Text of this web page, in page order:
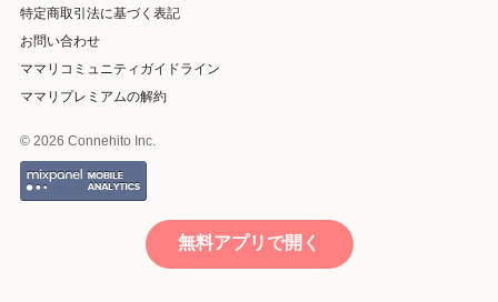
特定商取引法に基づく表記
お問い合わせ
ママリコミュニティガイドライン
ママリプレミアムの解約
© 2026 Connehito Inc.
無料アプリで開く